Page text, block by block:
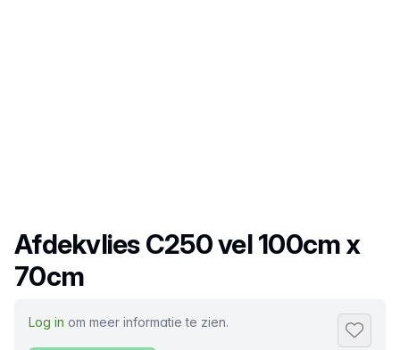
Productnaam
Afdekvlies C250 vel 100cm x
70cm
Log in om meer informatie te zien.